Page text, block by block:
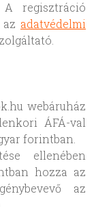
regisztráció
adatvédelmi
webáruház
ÁFÁ-val
forintban.
ellenében
hozza az
az